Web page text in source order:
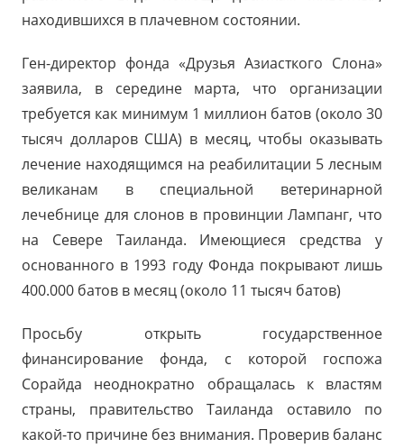
находившихся в плачевном состоянии.
Ген-директор фонда «Друзья Азиасткого Слона»
заявила, в середине марта, что организации
требуется как минимум 1 миллион батов (около 30
тысяч долларов США) в месяц, чтобы оказывать
лечение находящимся на реабилитации 5 лесным
великанам в специальной ветеринарной
лечебнице для слонов в провинции Лампанг, что
на Севере Таиланда. Имеющиеся средства у
основанного в 1993 году Фонда покрывают лишь
400.000 батов в месяц (около 11 тысяч батов)
Просьбу открыть государственное
финансирование фонда, с которой госпожа
Сорайда неоднократно обращалась к властям
страны, правительство Таиланда оставило по
какой-то причине без внимания. Проверив баланс